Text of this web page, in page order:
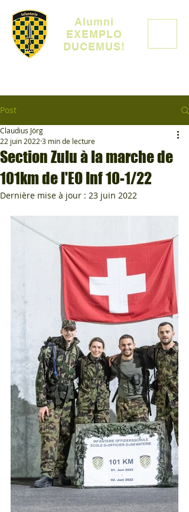
Alumni
EXEMPLO
DUCEMUS!
Post
Section Zulu à la marche de
101km de l'EO Inf 10-1/22
Claudius Jörg
22 juin 2022 3 min de lecture
Dernière mise à jour : 23 juin 2022